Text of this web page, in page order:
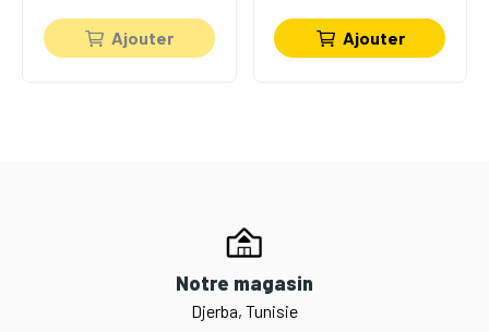
Ajouter Ajouter
Notre magasin
Djerba, Tunisie